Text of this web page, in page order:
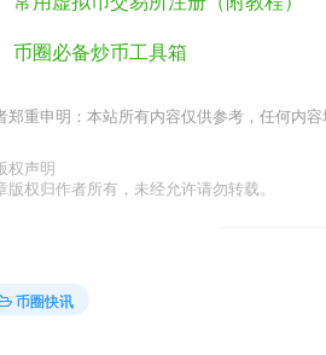
币圈必备炒币工具箱
郑重申明：本站所有内容仅供参考，任何内
权声明
版权归作者所有，未经允许请勿转载。
币圈快讯